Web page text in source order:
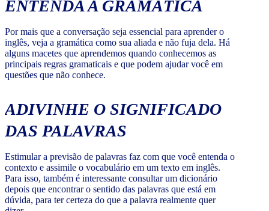
ENTENDA A GRAMÁTICA
Por mais que a conversação seja essencial para aprender o
inglês, veja a gramática como sua aliada e não fuja dela. Há
alguns macetes que aprendemos quando conhecemos as
principais regras gramaticais e que podem ajudar você em
questões que não conhece.
ADIVINHE O SIGNIFICADO
DAS PALAVRAS
Estimular a previsão de palavras faz com que você entenda o
contexto e assimile o vocabulário em um texto em inglês.
Para isso, também é interessante consultar um dicionário
depois que encontrar o sentido das palavras que está em
dúvida, para ter certeza do que a palavra realmente quer